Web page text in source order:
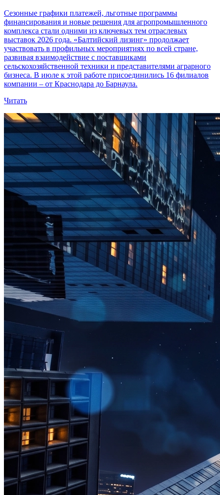
Сезонные графики платежей, льготные программы
финансирования и новые решения для агропромышленного
комплекса стали одними из ключевых тем отраслевых
выставок 2026 года. «Балтийский лизинг» продолжает
участвовать в профильных мероприятиях по всей стране,
развивая взаимодействие с поставщиками
сельскохозяйственной техники и представителями аграрного
бизнеса. В июле к этой работе присоединились 16 филиалов
компании – от Краснодара до Барнаула.
Читать